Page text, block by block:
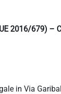
2016/679) –
in Via